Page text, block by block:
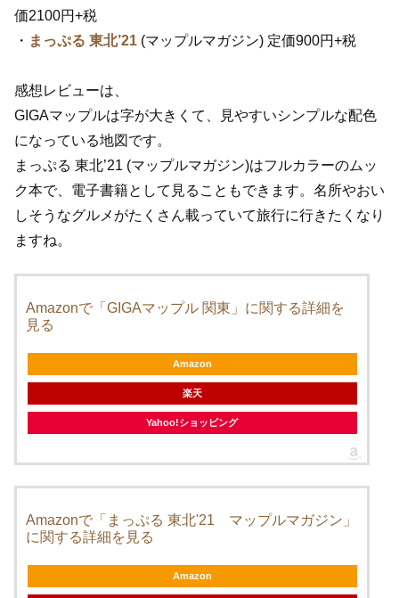
価2100円+税
・ まっぷる 東北’21 (マップルマガジン) 定価900円+税
感想レビューは、
GIGAマップルは字が大きくて、見やすいシンプルな配色
になっている地図です。
まっぷる 東北’21 (マップルマガジン)はフルカラーのムッ
ク本で、電子書籍として見ることもできます。名所やおい
しそうなグルメがたくさん載っていて旅行に行きたくなり
ますね。
Amazonで「GIGAマップル 関東」に関する詳細を
見る
Amazon
楽天
Yahoo!ショッピング
Amazonで「まっぷる 東北'21 マップルマガジン」
に関する詳細を見る
Amazon